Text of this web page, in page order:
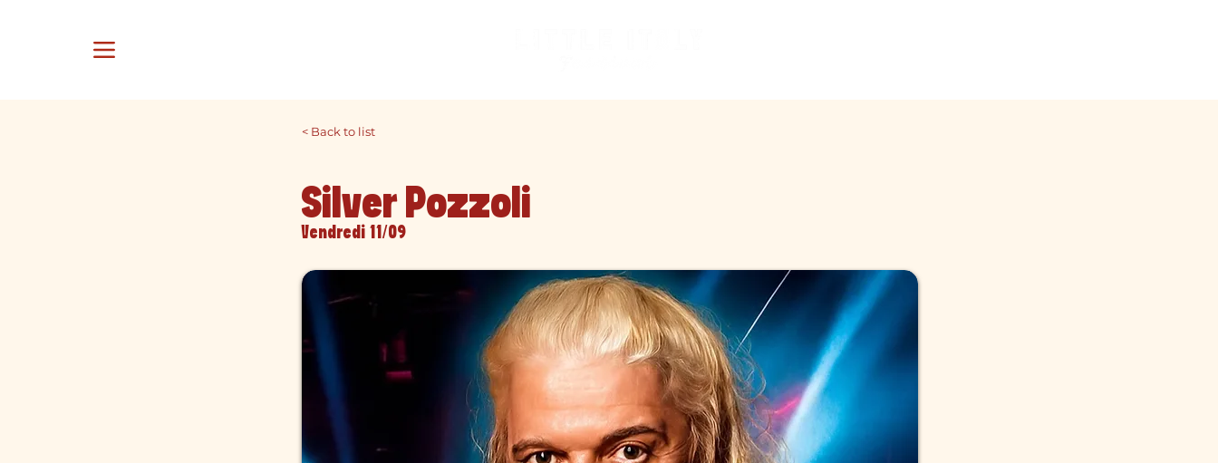
< Back to list
Silver Pozzoli
Vendredi 11/09